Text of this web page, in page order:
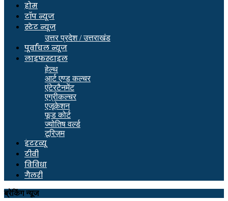
होम
टॉप न्यूज
स्टेट न्यूज
उत्तर प्रदेश / उत्तराखंड
पूर्वांचल न्यूज
लाइफस्टाइल
हेल्थ
आर्ट एण्ड कल्चर
एंटेरटैनमेंट
एग्रीकल्चर
एजूकेशन
फूड कोर्ट
ज्योतिष वर्ल्ड
टूरिज़म
इंटरव्यू
टीवी
विविधा
गैलरी
ब्रेकिंग न्यूज